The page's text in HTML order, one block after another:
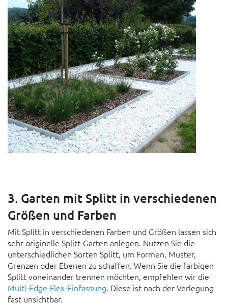
3. Garten mit Splitt in verschiedenen
Größen und Farben
Mit Splitt in verschiedenen Farben und Größen lassen sich
sehr originelle Splitt-Garten anlegen. Nutzen Sie die
unterschiedlichen Sorten Splitt, um Formen, Muster,
Grenzen oder Ebenen zu schaffen. Wenn Sie die farbigen
Splitt voneinander trennen möchten, empfehlen wir die
Multi-Edge-Flex-Einfassung. Diese ist nach der Verlegung
fast unsichtbar.